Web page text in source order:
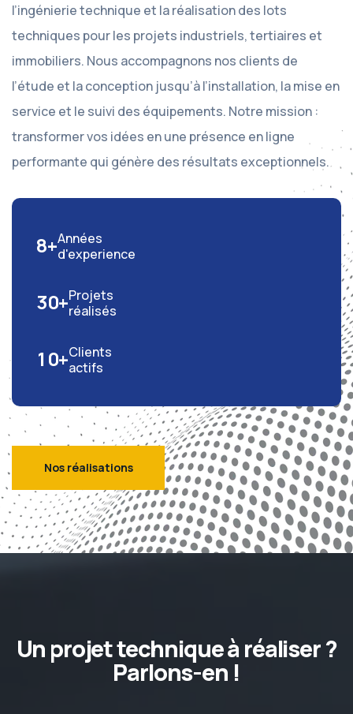
l’ingénierie technique et la réalisation des lots
techniques pour les projets industriels, tertiaires et
immobiliers. Nous accompagnons nos clients de
l’étude et la conception jusqu’à l’installation, la mise en
service et le suivi des équipements. Notre mission :
transformer vos idées en une présence en ligne
performante qui génère des résultats exceptionnels.
8+Années
d'experience
30+Projets
réalisés
1 0+Clients
actifs
Nos réalisations
Un projet technique à réaliser ?
Parlons-en !